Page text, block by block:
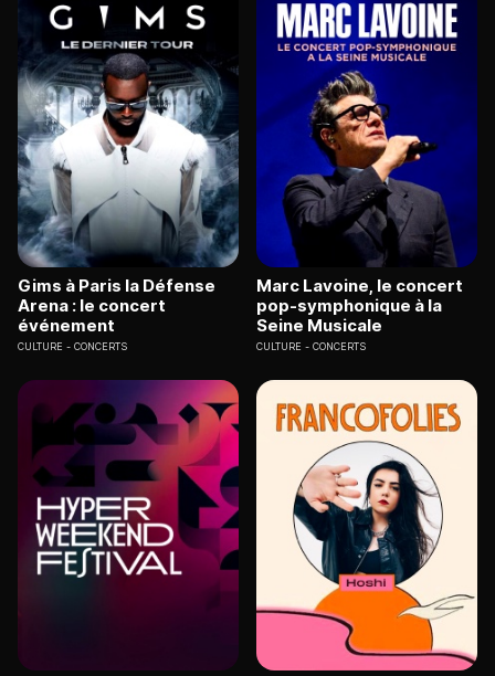
Gims à Paris la Défense
Arena : le concert
événement
CULTURE CONCERTS
Marc Lavoine, le concert
pop-symphonique à la
Seine Musicale
CULTURE CONCERTS